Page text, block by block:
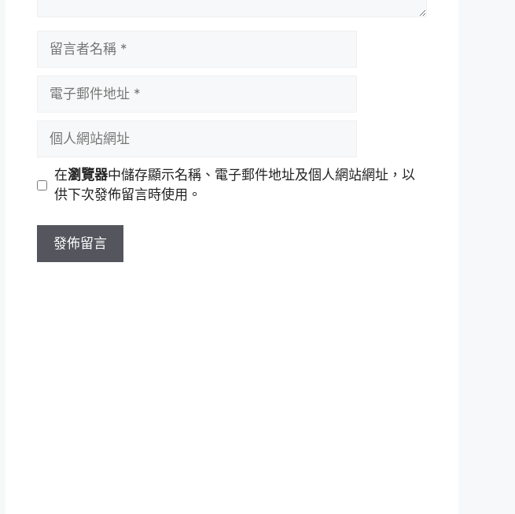
址
站
址
在瀏覽器中儲存顯示名稱、電子郵件地址及個人網站網址，以
供下次發佈留言時使用。